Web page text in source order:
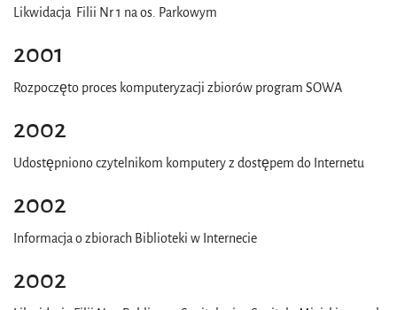
Likwidacja Filii Nr 1 na os. Parkowym
2001
Rozpoczęto proces komputeryzacji zbiorów program SOWA
2002
Udostępniono czytelnikom komputery z dostępem do Internetu
2002
Informacja o zbiorach Biblioteki w Internecie
2002